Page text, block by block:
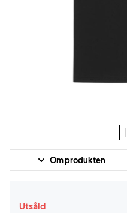
Om produkten
Utsåld